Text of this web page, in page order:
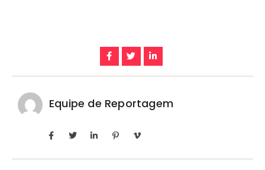
Equipe de Reportagem